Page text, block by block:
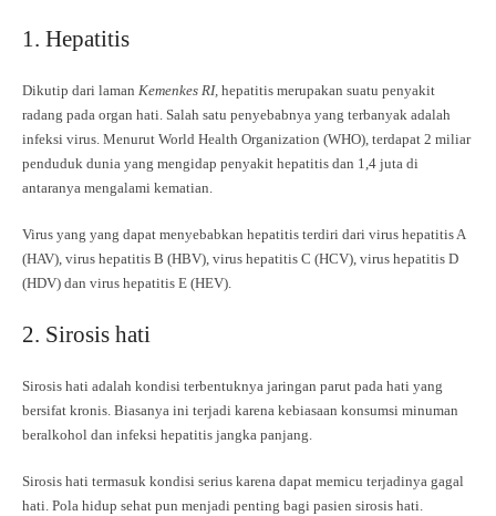
1. Hepatitis
Dikutip dari laman Kemenkes RI, hepatitis merupakan suatu penyakit
radang pada organ hati. Salah satu penyebabnya yang terbanyak adalah
infeksi virus. Menurut World Health Organization (WHO), terdapat 2 miliar
penduduk dunia yang mengidap penyakit hepatitis dan 1,4 juta di
antaranya mengalami kematian.
Virus yang yang dapat menyebabkan hepatitis terdiri dari virus hepatitis A
(HAV), virus hepatitis B (HBV), virus hepatitis C (HCV), virus hepatitis D
(HDV) dan virus hepatitis E (HEV).
2. Sirosis hati
Sirosis hati adalah kondisi terbentuknya jaringan parut pada hati yang
bersifat kronis. Biasanya ini terjadi karena kebiasaan konsumsi minuman
beralkohol dan infeksi hepatitis jangka panjang.
Sirosis hati termasuk kondisi serius karena dapat memicu terjadinya gagal
hati. Pola hidup sehat pun menjadi penting bagi pasien sirosis hati.